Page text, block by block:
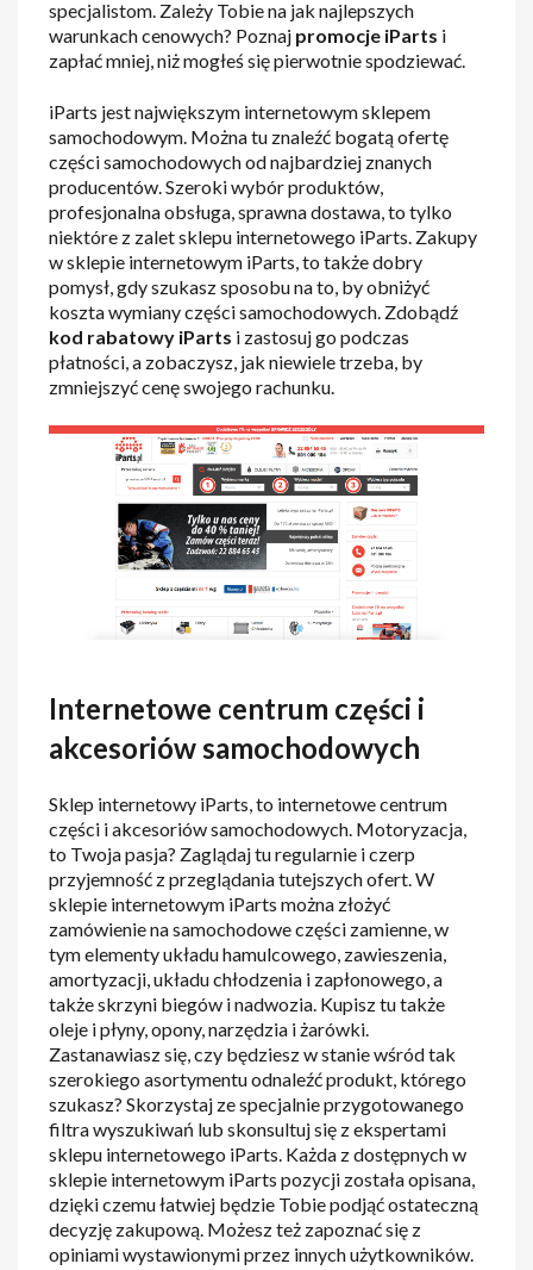
specjalistom. Zależy Tobie na jak najlepszych
warunkach cenowych? Poznaj promocje iParts i
zapłać mniej, niż mogłeś się pierwotnie spodziewać.
iParts jest największym internetowym sklepem
samochodowym. Można tu znaleźć bogatą ofertę
części samochodowych od najbardziej znanych
producentów. Szeroki wybór produktów,
profesjonalna obsługa, sprawna dostawa, to tylko
niektóre z zalet sklepu internetowego iParts. Zakupy
w sklepie internetowym iParts, to także dobry
pomysł, gdy szukasz sposobu na to, by obniżyć
koszta wymiany części samochodowych. Zdobądź
kod rabatowy iParts i zastosuj go podczas
płatności, a zobaczysz, jak niewiele trzeba, by
zmniejszyć cenę swojego rachunku.
Internetowe centrum części i
akcesoriów samochodowych
Sklep internetowy iParts, to internetowe centrum
części i akcesoriów samochodowych. Motoryzacja,
to Twoja pasja? Zaglądaj tu regularnie i czerp
przyjemność z przeglądania tutejszych ofert. W
sklepie internetowym iParts można złożyć
zamówienie na samochodowe części zamienne, w
tym elementy układu hamulcowego, zawieszenia,
amortyzacji, układu chłodzenia i zapłonowego, a
także skrzyni biegów i nadwozia. Kupisz tu także
oleje i płyny, opony, narzędzia i żarówki.
Zastanawiasz się, czy będziesz w stanie wśród tak
szerokiego asortymentu odnaleźć produkt, którego
szukasz? Skorzystaj ze specjalnie przygotowanego
filtra wyszukiwań lub skonsultuj się z ekspertami
sklepu internetowego iParts. Każda z dostępnych w
sklepie internetowym iParts pozycji została opisana,
dzięki czemu łatwiej będzie Tobie podjąć ostateczną
decyzję zakupową. Możesz też zapoznać się z
opiniami wystawionymi przez innych użytkowników.